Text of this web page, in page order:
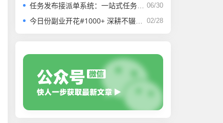
06/30
任务发布接派单系统：一站式任务发布、接单、派单、交付、结算平台
02/28
今日份副业开花#1000+ 深耕不辍，微光成炬。